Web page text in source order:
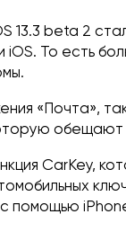
13.3 beta 2
То есть
«Почта»,
CarKey,
помощью